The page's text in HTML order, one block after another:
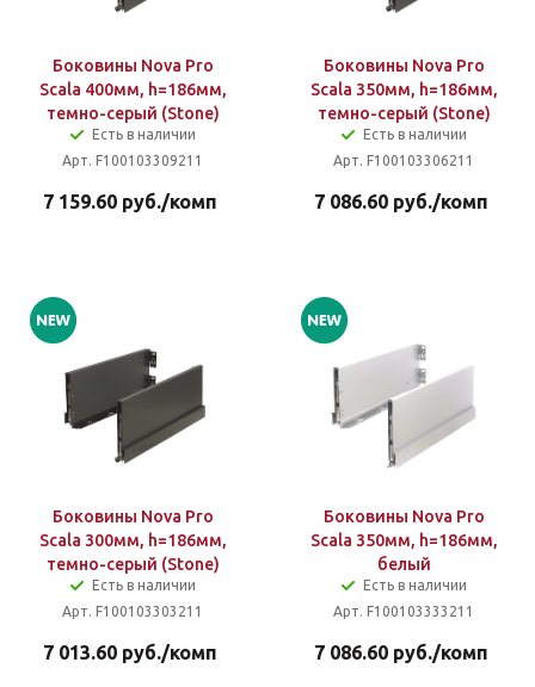
Боковины Nova Pro
Scala 400мм, h=186мм,
темно-серый (Stone)
Есть в наличии
Арт. F100103309211
7 159.60 руб./комп
Боковины Nova Pro
Scala 350мм, h=186мм,
темно-серый (Stone)
Есть в наличии
Арт. F100103306211
7 086.60 руб./комп
Боковины Nova Pro
Scala 300мм, h=186мм,
темно-серый (Stone)
Есть в наличии
Арт. F100103303211
7 013.60 руб./комп
Боковины Nova Pro
Scala 350мм, h=186мм,
белый
Есть в наличии
Арт. F100103333211
7 086.60 руб./комп